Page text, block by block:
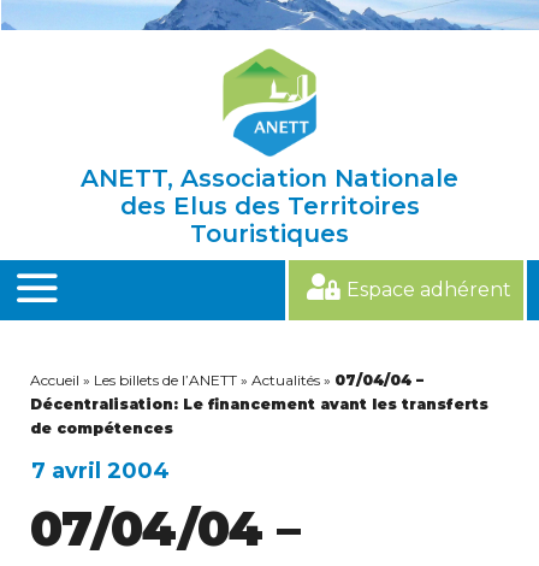
ANETT, Association Nationale
des Elus des Territoires
Touristiques
MENU
Espace adhérent
Accueil » Les billets de l’ANETT » Actualités » 07/04/04 –
Décentralisation: Le financement avant les transferts
de compétences
7 avril 2004
07/04/04 –